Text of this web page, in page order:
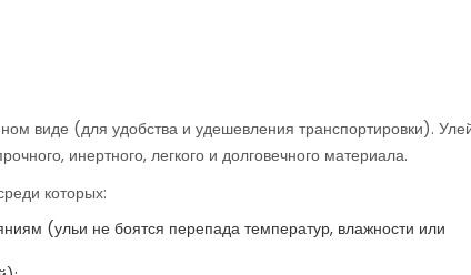
виде (для удобства и удешевления транспортировки).
инертного, легкого и долговечного материала.
которых:
(ульи не боятся перепада температур, влажности или